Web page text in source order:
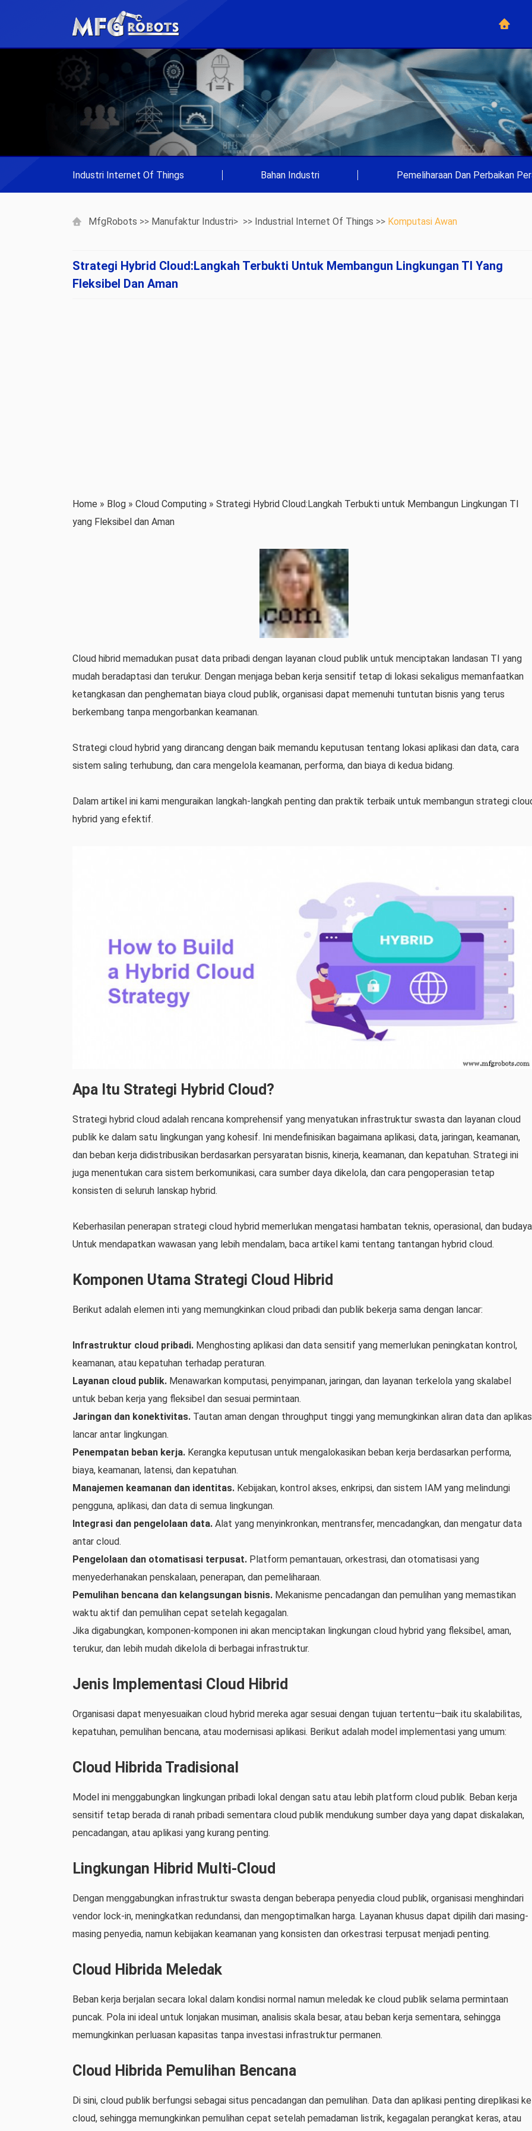
Industri Internet Of Things Bahan Industri Pemeliharaan Dan Perbaikan
MfgRobots >> Manufaktur Industri> >> Industrial Internet Of Things >> Komputasi Awan
Strategi Hybrid Cloud:Langkah Terbukti Untuk Membangun Lingkungan TI Yang
Fleksibel Dan Aman
Home » Blog » Cloud Computing » Strategi Hybrid Cloud:Langkah Terbukti untuk Membangun Lingkungan TI
yang Fleksibel dan Aman
Cloud hibrid memadukan pusat data pribadi dengan layanan cloud publik untuk menciptakan landasan TI yang
mudah beradaptasi dan terukur. Dengan menjaga beban kerja sensitif tetap di lokasi sekaligus memanfaatkan
ketangkasan dan penghematan biaya cloud publik, organisasi dapat memenuhi tuntutan bisnis yang terus
berkembang tanpa mengorbankan keamanan.
Strategi cloud hybrid yang dirancang dengan baik memandu keputusan tentang lokasi aplikasi dan data, cara
sistem saling terhubung, dan cara mengelola keamanan, performa, dan biaya di kedua bidang.
Dalam artikel ini kami menguraikan langkah-langkah penting dan praktik terbaik untuk membangun strategi
hybrid yang efektif.
Apa Itu Strategi Hybrid Cloud?
Strategi hybrid cloud adalah rencana komprehensif yang menyatukan infrastruktur swasta dan layanan cloud
publik ke dalam satu lingkungan yang kohesif. Ini mendefinisikan bagaimana aplikasi, data, jaringan, keamanan,
dan beban kerja didistribusikan berdasarkan persyaratan bisnis, kinerja, keamanan, dan kepatuhan. Strategi ini
juga menentukan cara sistem berkomunikasi, cara sumber daya dikelola, dan cara pengoperasian tetap
konsisten di seluruh lanskap hybrid.
Keberhasilan penerapan strategi cloud hybrid memerlukan mengatasi hambatan teknis, operasional, dan
Untuk mendapatkan wawasan yang lebih mendalam, baca artikel kami tentang tantangan hybrid cloud.
Komponen Utama Strategi Cloud Hibrid
Berikut adalah elemen inti yang memungkinkan cloud pribadi dan publik bekerja sama dengan lancar:
Infrastruktur cloud pribadi. Menghosting aplikasi dan data sensitif yang memerlukan peningkatan kontrol,
keamanan, atau kepatuhan terhadap peraturan.
Layanan cloud publik. Menawarkan komputasi, penyimpanan, jaringan, dan layanan terkelola yang skalabel
untuk beban kerja yang fleksibel dan sesuai permintaan.
Jaringan dan konektivitas. Tautan aman dengan throughput tinggi yang memungkinkan aliran data dan
lancar antar lingkungan.
Penempatan beban kerja. Kerangka keputusan untuk mengalokasikan beban kerja berdasarkan performa,
biaya, keamanan, latensi, dan kepatuhan.
Manajemen keamanan dan identitas. Kebijakan, kontrol akses, enkripsi, dan sistem IAM yang melindungi
pengguna, aplikasi, dan data di semua lingkungan.
Integrasi dan pengelolaan data. Alat yang menyinkronkan, mentransfer, mencadangkan, dan mengatur data
antar cloud.
Pengelolaan dan otomatisasi terpusat. Platform pemantauan, orkestrasi, dan otomatisasi yang
menyederhanakan penskalaan, penerapan, dan pemeliharaan.
Pemulihan bencana dan kelangsungan bisnis. Mekanisme pencadangan dan pemulihan yang memastikan
waktu aktif dan pemulihan cepat setelah kegagalan.
Jika digabungkan, komponen-komponen ini akan menciptakan lingkungan cloud hybrid yang fleksibel, aman,
terukur, dan lebih mudah dikelola di berbagai infrastruktur.
Jenis Implementasi Cloud Hibrid
Organisasi dapat menyesuaikan cloud hybrid mereka agar sesuai dengan tujuan tertentu—baik itu skalabilitas,
kepatuhan, pemulihan bencana, atau modernisasi aplikasi. Berikut adalah model implementasi yang umum:
Cloud Hibrida Tradisional
Model ini menggabungkan lingkungan pribadi lokal dengan satu atau lebih platform cloud publik. Beban kerja
sensitif tetap berada di ranah pribadi sementara cloud publik mendukung sumber daya yang dapat diskalakan,
pencadangan, atau aplikasi yang kurang penting.
Lingkungan Hibrid Multi-Cloud
Dengan menggabungkan infrastruktur swasta dengan beberapa penyedia cloud publik, organisasi menghindari
vendor lock-in, meningkatkan redundansi, dan mengoptimalkan harga. Layanan khusus dapat dipilih dari masing-
masing penyedia, namun kebijakan keamanan yang konsisten dan orkestrasi terpusat menjadi penting.
Cloud Hibrida Meledak
Beban kerja berjalan secara lokal dalam kondisi normal namun meledak ke cloud publik selama permintaan
puncak. Pola ini ideal untuk lonjakan musiman, analisis skala besar, atau beban kerja sementara, sehingga
memungkinkan perluasan kapasitas tanpa investasi infrastruktur permanen.
Cloud Hibrida Pemulihan Bencana
Di sini, cloud publik berfungsi sebagai situs pencadangan dan pemulihan. Data dan aplikasi penting direplikasi ke
cloud, sehingga memungkinkan pemulihan cepat setelah pemadaman listrik, kegagalan perangkat keras, atau